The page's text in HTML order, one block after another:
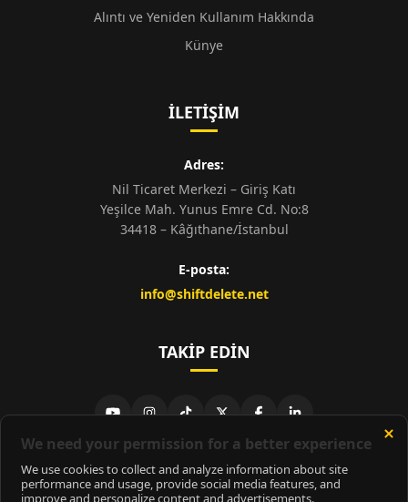
Alıntı ve Yeniden Kullanım Hakkında
Künye
İLETIŞIM
Adres:
Nil Ticaret Merkezi – Giriş Katı
Yeşilce Mah. Yunus Emre Cd. No:8
34418 – Kâğıthane/İstanbul
E-posta:
info@shiftdelete.net
TAKIP EDIN